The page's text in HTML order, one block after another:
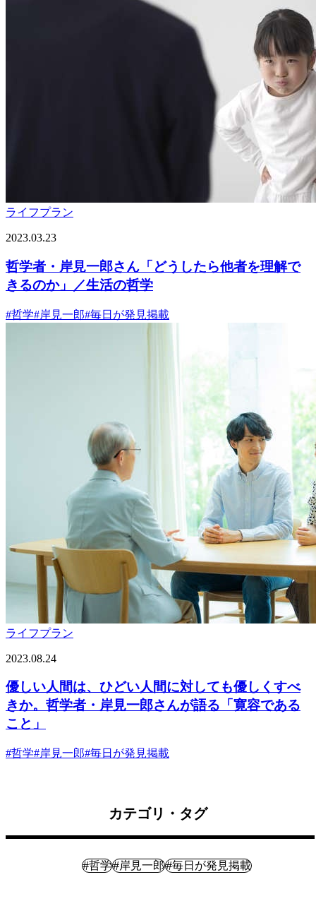
ライフプラン
2023.03.23
哲学者・岸見一郎さん「どうしたら他者を理解で
きるのか」／生活の哲学
#哲学#岸見一郎#毎日が発見掲載
ライフプラン
2023.08.24
優しい人間は、ひどい人間に対しても優しくすべ
きか。哲学者・岸見一郎さんが語る「寛容である
こと」
#哲学#岸見一郎#毎日が発見掲載
カテゴリ・タグ
#哲学#岸見一郎#毎日が発見掲載